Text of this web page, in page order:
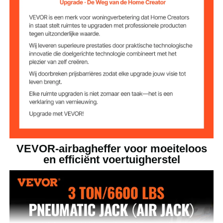
Werkdruk 0,8-1,0 MPa
Werktemperatuur -76 tot 122℉ / -60 tot 50℃
Normaal
drukgebied
VEVOR-airbagheffer voor moeiteloos
en efficiënt voertuigherstel